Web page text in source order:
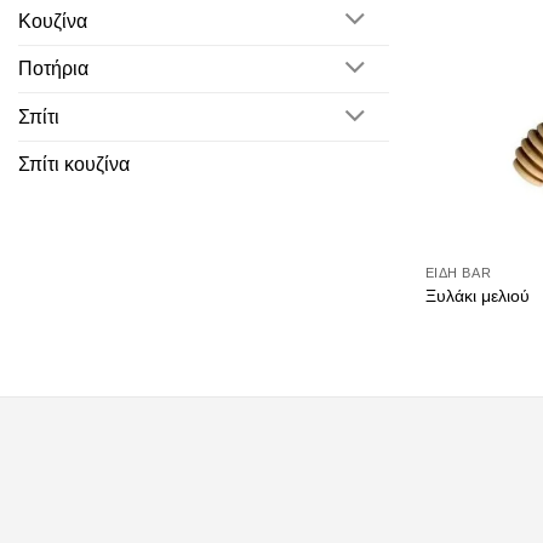
Κουζίνα
Ποτήρια
Σπίτι
Σπίτι κουζίνα
ΕΊΔΗ ΒAR
Ξυλάκι μελιού